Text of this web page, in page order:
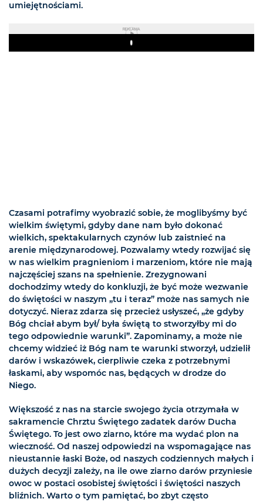
umiejętnościami.
REKLAMA
Play
Czasami potrafimy wyobrazić sobie, że moglibyśmy być
wielkim świętymi, gdyby dane nam było dokonać
wielkich, spektakularnych czynów lub zaistnieć na
arenie międzynarodowej. Pozwalamy wtedy rozwijać się
w nas wielkim pragnieniom i marzeniom, które nie mają
najczęściej szans na spełnienie. Zrezygnowani
dochodzimy wtedy do konkluzji, że być może wezwanie
do świętości w naszym „tu i teraz” może nas samych nie
dotyczyć. Nieraz zdarza się przecież usłyszeć, „że gdyby
Bóg chciał abym był/ była świętą to stworzyłby mi do
tego odpowiednie warunki”. Zapominamy, a może nie
chcemy widzieć iż Bóg nam te warunki stworzył, udzielił
darów i wskazówek, cierpliwie czeka z potrzebnymi
łaskami, aby wspomóc nas, będących w drodze do
Niego.
Większość z nas na starcie swojego życia otrzymała w
sakramencie Chrztu Świętego zadatek darów Ducha
Świętego. To jest owo ziarno, które ma wydać plon na
wieczność. Od naszej odpowiedzi na wspomagające nas
nieustannie łaski Boże, od naszych codziennych małych i
dużych decyzji zależy, na ile owe ziarno darów przyniesie
owoc w postaci osobistej świętości i świętości naszych
bliźnich. Warto o tym pamiętać, bo zbyt często